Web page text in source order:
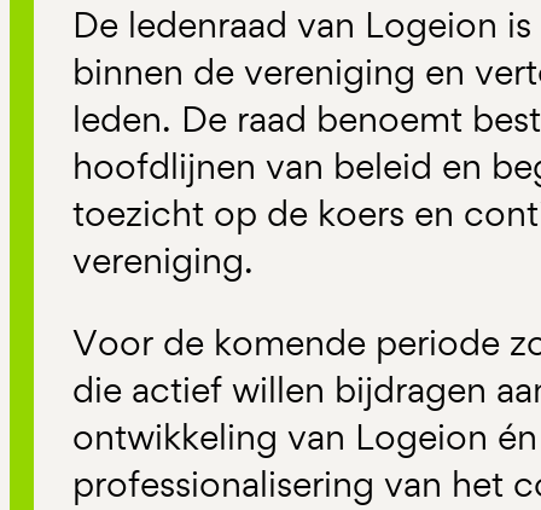
De ledenraad van Logeion
binnen de vereniging en
leden. De raad benoemt
hoofdlijnen van beleid en
toezicht op de koers en
vereniging.
Voor de komende periode
die actief willen bijdragen
ontwikkeling van Logeion
professionalisering van het